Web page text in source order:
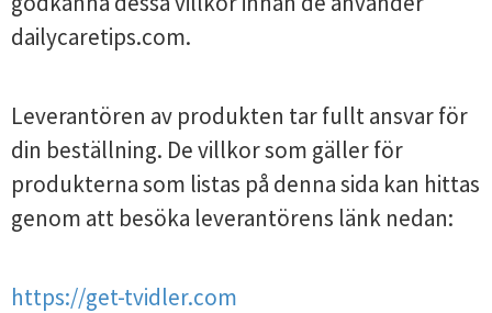
dailycaretips.com.
Leverantören av produkten tar fullt ansvar för
din beställning. De villkor som gäller för
produkterna som listas på denna sida kan hittas
genom att besöka leverantörens länk nedan:
https://get-tvidler.com